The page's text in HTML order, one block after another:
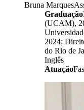
Bruna Marques
Graduação
(UCAM),
2024;
do Rio de
Inglês
Atuação